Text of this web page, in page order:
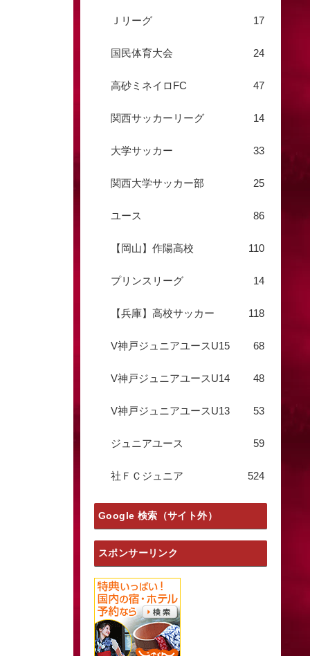
Ｊリーグ 17
国民体育大会 24
高砂ミネイロFC 47
関西サッカーリーグ 14
大学サッカー 33
関西大学サッカー部 25
ユース 86
【岡山】作陽高校 110
プリンスリーグ 14
【兵庫】高校サッカー 118
V神戸ジュニアユースU15 68
V神戸ジュニアユースU14 48
V神戸ジュニアユースU13 53
ジュニアユース 59
社ＦＣジュニア 524
Google 検索（サイト外）
スポンサーリンク